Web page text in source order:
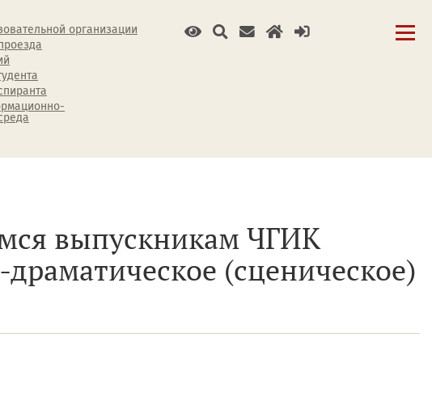
организации
выпускникам ЧГИК
(сценическое)